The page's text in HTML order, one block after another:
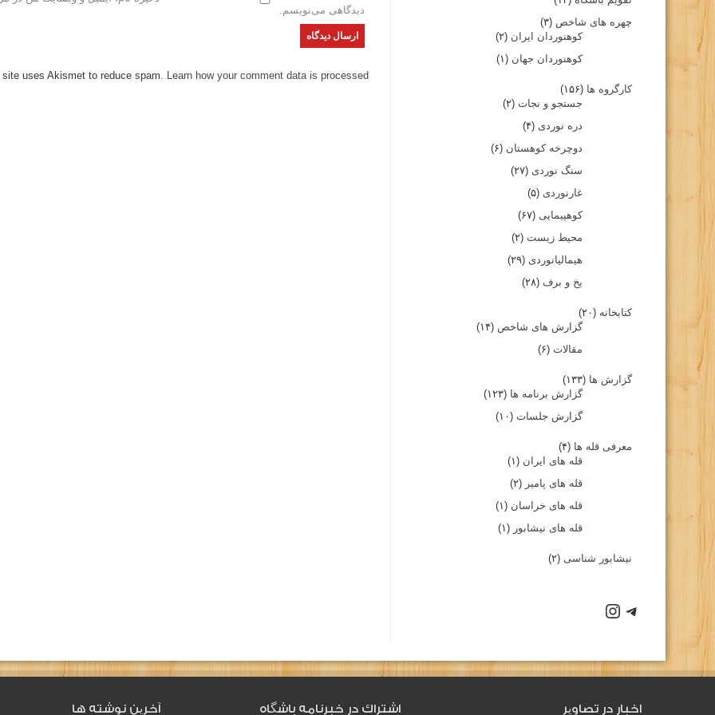
دیدگاهی می‌نویسم.
uses Akismet to reduce spam. Learn how your comment data is processed.
چهره های شاخص (۳)
کوهنوردان ایران (۲)
کوهنوردان جهان (۱)
کارگروه ها (۱۵۶)
جستجو و نجات (۲)
دره نوردی (۴)
دوچرخه کوهستان (۶)
سنگ نوردی (۲۷)
غارنوردی (۵)
کوهپیمایی (۶۷)
محیط زیست (۲)
هیمالیانوردی (۲۹)
یخ و برف (۲۸)
کتابخانه (۲۰)
گزارش های شاخص (۱۴)
مقالات (۶)
گزارش ها (۱۳۳)
گزارش برنامه ها (۱۲۳)
گزارش جلسات (۱۰)
معرفی قله ها (۴)
قله های ایران (۱)
قله های پامیر (۲)
قله های خراسان (۱)
قله های نیشابور (۱)
نیشابور شناسی (۲)
اخبار در تصاویر اشتراك در خبرنامه باشگاه آخرین نوشته ها